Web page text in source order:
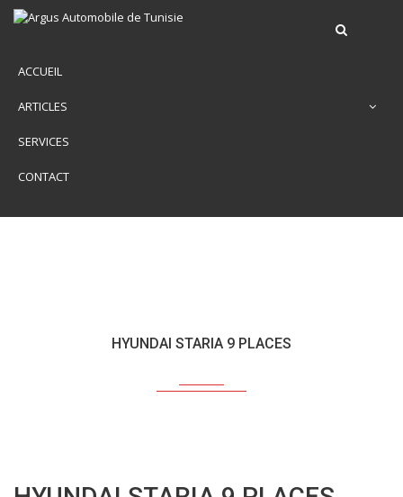
ACCUEIL
ARTICLES
SERVICES
CONTACT
HYUNDAI STARIA 9 PLACES